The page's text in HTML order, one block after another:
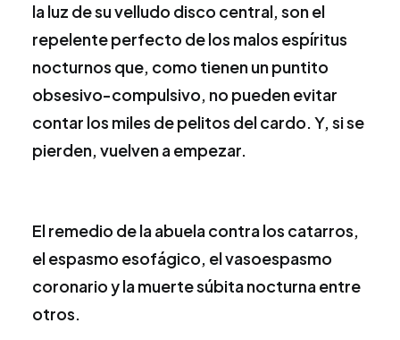
la luz de su velludo disco central, son el
repelente perfecto de los malos espíritus
nocturnos que, como tienen un puntito
obsesivo-compulsivo, no pueden evitar
contar los miles de pelitos del cardo. Y, si se
pierden, vuelven a empezar.
El remedio de la abuela contra los catarros,
el espasmo esofágico, el vasoespasmo
coronario y la muerte súbita nocturna entre
otros.